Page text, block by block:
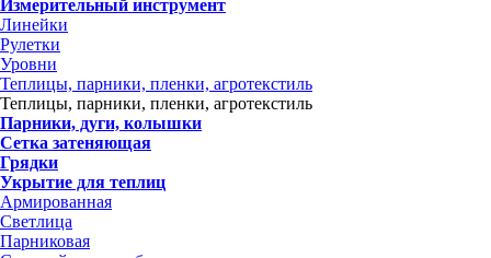
Измерительный инструмент
Линейки
Рулетки
Уровни
Теплицы, парники, пленки, агротекстиль
Теплицы, парники, пленки, агротекстиль
Парники, дуги, колышки
Сетка затеняющая
Грядки
Укрытие для теплиц
Армированная
Светлица
Парниковая